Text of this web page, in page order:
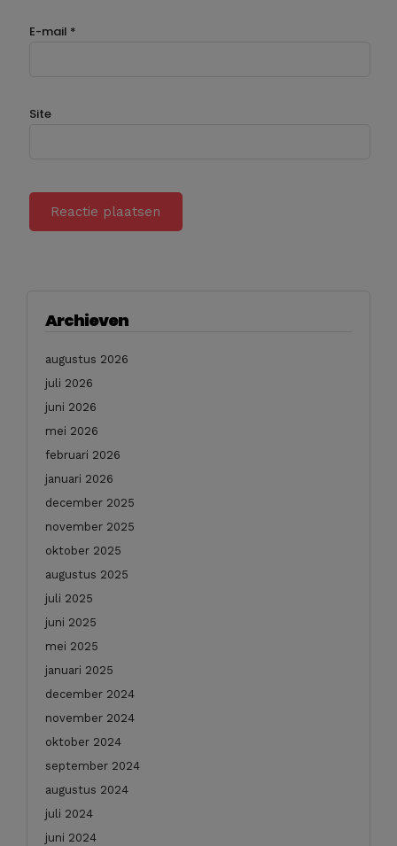
E-mail *
Site
Archieven
augustus 2026
juli 2026
juni 2026
mei 2026
februari 2026
januari 2026
december 2025
november 2025
oktober 2025
augustus 2025
juli 2025
juni 2025
mei 2025
januari 2025
december 2024
november 2024
oktober 2024
september 2024
augustus 2024
juli 2024
juni 2024